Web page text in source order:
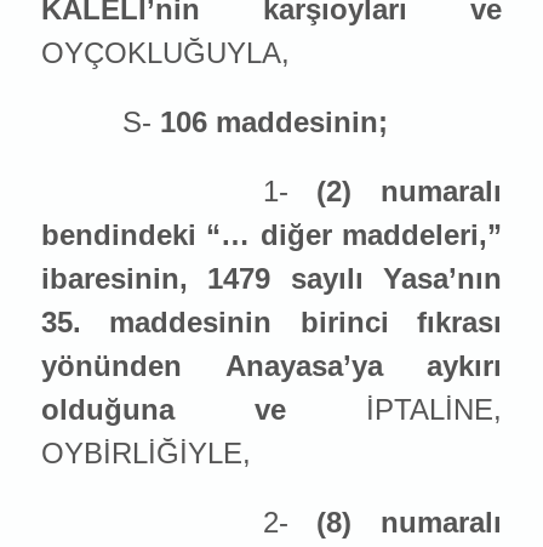
KALELİ’nin karşıoyları ve
OYÇOKLUĞUYLA,
S- 106 maddesinin;
1- (2) numaralı
bendindeki “… diğer maddeleri,”
ibaresinin, 1479 sayılı Yasa’nın
35. maddesinin birinci fıkrası
yönünden Anayasa’ya aykırı
olduğuna ve İPTALİNE,
OYBİRLİĞİYLE,
2- (8) numaralı